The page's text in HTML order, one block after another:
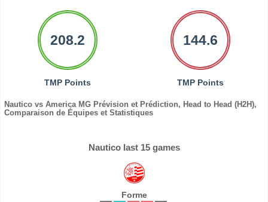
208.2
TMP Points
144.6
TMP Points
Nautico vs America MG Prévision et Prédiction, Head to Head (H2H),
Comparaison de Équipes et Statistiques
Nautico last 15 games
Forme